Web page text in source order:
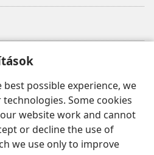
possible experience, we
Some cookies
website work and cannot
or decline the use of
we use only to improve